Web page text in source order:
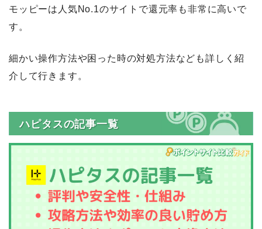
モッピーは人気No.1のサイトで還元率も非常に高いで
す。
細かい操作方法や困った時の対処方法なども詳しく紹
介して行きます。
ハピタスの記事一覧